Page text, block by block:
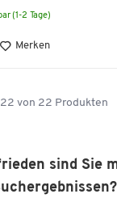
(1-2 Tage)
Merken
22 von 22 Produkten
sind Sie